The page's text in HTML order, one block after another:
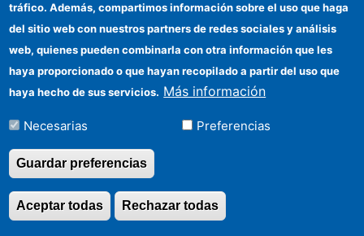
Ayudas FEDER
Organismos financiadores
Contacto
Cómo llegar
©Copyright 2026 Todos los derechos reservados
tráfico. Además, compartimos información sobre el uso que haga
del sitio web con nuestros partners de redes sociales y análisis
web, quienes pueden combinarla con otra información que les
haya proporcionado o que hayan recopilado a partir del uso que
haya hecho de sus servicios. Más información
Necesarias Preferencias
Guardar preferencias
Rechazar todas
Aceptar todas